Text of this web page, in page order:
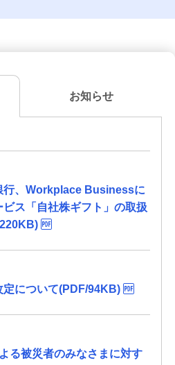
お知らせ
行、Workplace Businessに
ス「自社株ギフト」の取扱
定について(PDF/94KB)
る被災者のみなさまに対す